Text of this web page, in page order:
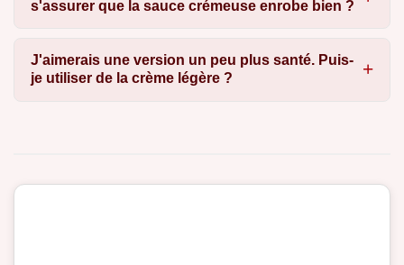
s'assurer que la sauce crémeuse enrobe bien ?
J'aimerais une version un peu plus santé. Puis-
je utiliser de la crème légère ?